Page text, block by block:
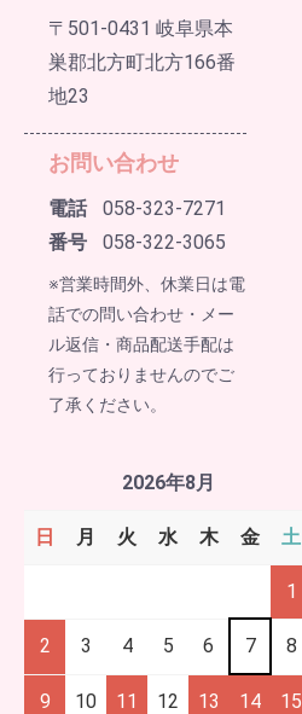
〒501-0431 岐阜県本
巣郡北方町北方166番
地23
お問い合わせ
電話
番号
058-323-7271
058-322-3065
※営業時間外、休業日は電
話での問い合わせ・メー
ル返信・商品配送手配は
行っておりませんのでご
了承ください。
2026年8月
日 月 火 水 木 金 土
1
2 3 4 5 6 7 8
9 10 11 12 13 14 15